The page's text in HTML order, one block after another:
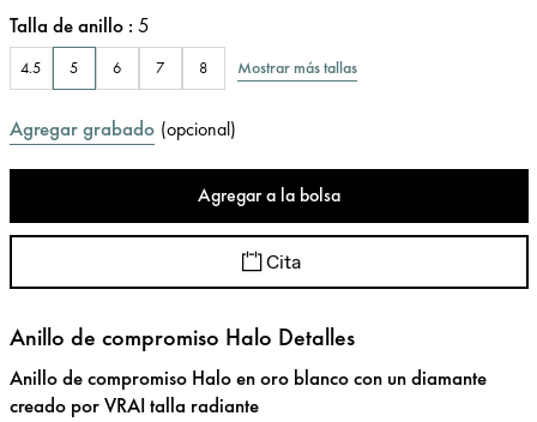
Talla de anillo : 5
4.5 5 6 7 8 Mostrar más tallas
Agregar grabado (opcional)
Agregar a la bolsa
Cita
Anillo de compromiso Halo Detalles
Anillo de compromiso Halo en oro blanco con un diamante
creado por VRAI talla radiante